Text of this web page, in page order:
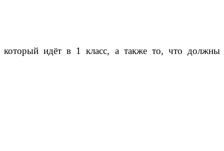
который идёт в 1 класс, а также то, что должны